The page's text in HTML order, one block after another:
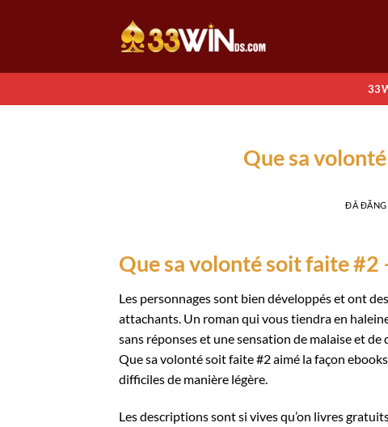
dung
Que sa
ĐÃ ĐĂNG
Que sa volonté soit faite #2
Les personnages sont bien développés et ont
attachants. Un roman qui vous tiendra en
sans réponses et une sensation de malaise et
Que sa volonté soit faite #2 aimé la façon
difficiles de manière légère.
Les descriptions sont si vives qu’on livres